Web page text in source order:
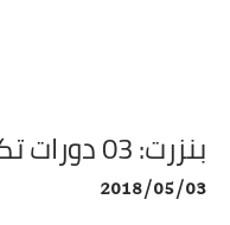
بنزرت: 03 دورات تكوين في اللغة الالمانية
2018/05/03